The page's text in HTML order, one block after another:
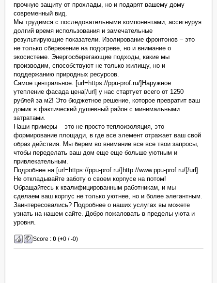
прочную защиту от прохлады, но и подарят вашему дому
современный вид.
Мы трудимся с последовательными компонентами, ассигнуруя
долгий время использования и замечательные
результирующие показатели. Изолирование фронтонов – это
не только сбережение на подогреве, но и внимание о
экосистеме. Энергосберегающие подходы, какие мы
производим, способствуют не только жилищу, но и
поддержанию природных ресурсов.
Самое центральное: [url=https://ppu-prof.ru/]Наружное
утепление фасада цена[/url] у нас стартует всего от 1250
рублей за м2! Это бюджетное решение, которое превратит ваш
домик в фактический душевный район с минимальными
затратами.
Наши примеры – это не просто теплоизоляция, это
формирование площади, в где все элемент отражает ваш свой
образ действия. Мы берем во внимание все все твои запросы,
чтобы переделать ваш дом еще еще больше уютным и
привлекательным.
Подробнее на [url=https://ppu-prof.ru/]http://www.ppu-prof.ru/[/url]
Не откладывайте заботу о своем корпусе на потом!
Обращайтесь к квалифицированным работникам, и мы
сделаем ваш корпус не только уютнее, но и более элегантным.
Заинтересовались? Подробнее о наших услугах вы можете
узнать на нашем сайте. Добро пожаловать в пределы уюта и
уровня.
Score :0 (+0 /-0)